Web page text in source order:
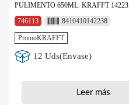
PULIMENTO 650ML. KRAFFT 14223
746113
8410410142238
PromoKRAFFT
12 Uds(Envase)
Leer más